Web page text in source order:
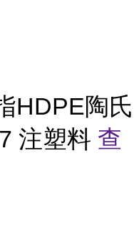
HDPE陶氏
注塑料 查